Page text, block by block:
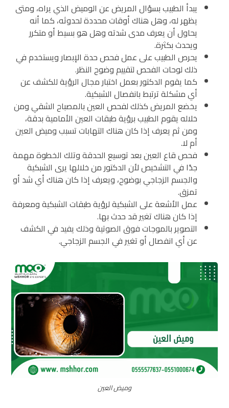
يبدأ الطبيب بسؤال المريض عن الوميض الذي يراه، ومتى
يظهر له، وهل هناك أوقات محددة لحدوثه، كما أنه
يحاول أن يعرف مدى شدته وهل هو بسيط أو متكرر
ويحدث بكثرة.
يحرص الطبيب على عمل فحص حدة الإبصار ويستخدم في
ذلك لوحات الفحص لتقييم وضوح النظر.
كما يقوم الدكتور بعمل اختبار مجال الرؤية للكشف عن
أي مشكلة ترتبط بانفصال الشبكية.
يخضع المريض كذلك لفحص العين بالمصباح الشقي ومن
خلاله يقوم الطبيب برؤية طبقات العين الأمامية بدقة،
ومن ثم يعرف إذا كان هناك التهابات تسبب وميض العين
أم لا.
فحص قاع العين بعد توسيع الحدقة وتلك الخطوة مهمة
جدًا في التشخيص لأن الدكتور من خلالها يرى الشبكية
والجسم الزجاجي بوضوح، ويعرف إذا كان هناك أي شد أو
تمزق.
عمل الأشعة على الشبكية لرؤية طبقات الشبكية ومعرفة
إذا كان هناك تغير قد حدث بها.
التصوير بالموجات فوق الصوتية وذلك يفيد في الكشف
عن أي انفصال أو تغير في الجسم الزجاجي.
وميض العين